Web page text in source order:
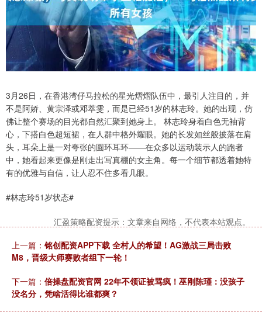
3月26日，在香港湾仔马拉松的星光熠熠队伍中，最引人注目的，并
不是阿娇、黄宗泽或邓萃雯，而是已经51岁的林志玲。她的出现，仿
佛让整个赛场的目光都自然汇聚到她身上。 林志玲身着白色无袖背
心，下搭白色超短裙，在人群中格外耀眼。她的长发如丝般披落在肩
头，耳朵上是一对夸张的圆环耳环——在众多以运动装示人的跑者
中，她看起来更像是刚走出写真棚的女主角。每一个细节都透着她特
有的优雅与自信，让人忍不住多看几眼。
#林志玲51岁状态#
汇盈策略配资提示：文章来自网络，不代表本站观点。
上一篇： 铭创配资APP下载 全村人的希望！AG激战三局击败
M8，晋级大师赛败者组下一轮！
下一篇： 倍操盘配资官网 22年不领证被骂疯！巫刚陈瑾：没孩子
没名分，凭啥活得比谁都爽？